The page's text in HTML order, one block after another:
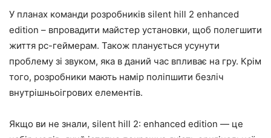
У планах команди розробників silent hill 2 enhanced
edition – впровадити майстер установки, щоб полегшити
життя pc-геймерам. Також планується усунути
проблему зі звуком, яка в даний час впливає на гру. Крім
того, розробники мають намір поліпшити безліч
внутрішньоігрових елементів.
Якщо ви не знали, silent hill 2: enhanced edition — це